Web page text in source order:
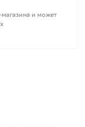
магазина и может